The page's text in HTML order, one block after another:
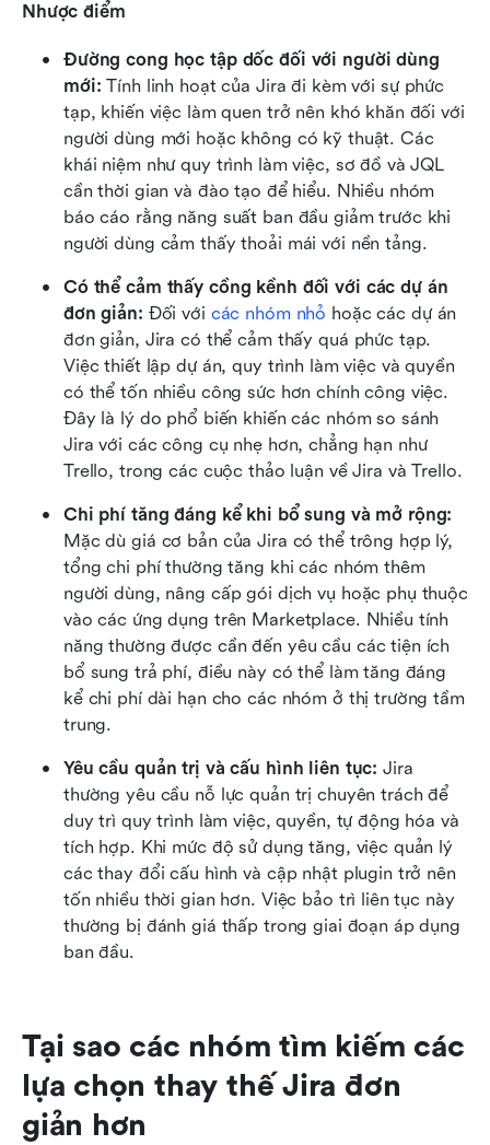
Nhược điểm
Đường cong học tập dốc đối với người dùng
mới: Tính linh hoạt của Jira đi kèm với sự phức
tạp, khiến việc làm quen trở nên khó khăn đối với
người dùng mới hoặc không có kỹ thuật. Các
khái niệm như quy trình làm việc, sơ đồ và JQL
cần thời gian và đào tạo để hiểu. Nhiều nhóm
báo cáo rằng năng suất ban đầu giảm trước khi
người dùng cảm thấy thoải mái với nền tảng.
Có thể cảm thấy cồng kềnh đối với các dự án
đơn giản: Đối với các nhóm nhỏ hoặc các dự án
đơn giản, Jira có thể cảm thấy quá phức tạp.
Việc thiết lập dự án, quy trình làm việc và quyền
có thể tốn nhiều công sức hơn chính công việc.
Đây là lý do phổ biến khiến các nhóm so sánh
Jira với các công cụ nhẹ hơn, chẳng hạn như
Trello, trong các cuộc thảo luận về Jira và Trello.
Mặc dù giá cơ bản của Jira có thể trông hợp lý,
tổng chi phí thường tăng khi các nhóm thêm
người dùng, nâng cấp gói dịch vụ hoặc phụ thuộc
vào các ứng dụng trên Marketplace. Nhiều tính
năng thường được cần đến yêu cầu các tiện ích
bổ sung trả phí, điều này có thể làm tăng đáng
kể chi phí dài hạn cho các nhóm ở thị trường tầm
trung.
Yêu cầu quản trị và cấu hình liên tục: Jira
thường yêu cầu nỗ lực quản trị chuyên trách để
duy trì quy trình làm việc, quyền, tự động hóa và
tích hợp. Khi mức độ sử dụng tăng, việc quản lý
các thay đổi cấu hình và cập nhật plugin trở nên
tốn nhiều thời gian hơn. Việc bảo trì liên tục này
thường bị đánh giá thấp trong giai đoạn áp dụng
ban đầu.
Tại sao các nhóm tìm kiếm các
lựa chọn thay thế Jira đơn
giản hơn